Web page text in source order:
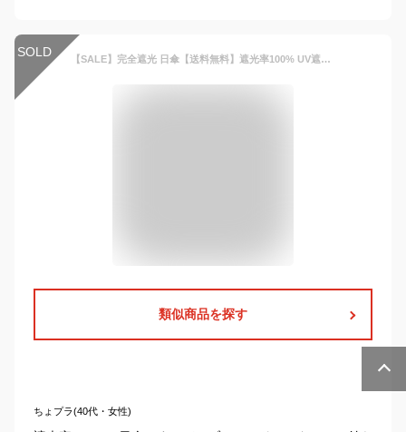
SOLD 【SALE】完全遮光 日傘【送料無料】遮光率100% UV遮蔽率100% 撥水加工 竹手元 タッセル付き 長傘 無地/パイピング切替 レディース ブラックコーティング 竹製ハンドル 紫外線カット UVカット 晴雨兼用 遮熱 9217 7525【母の日 ギフト】
類似商品を探す
ちょプラ(40代・女性)